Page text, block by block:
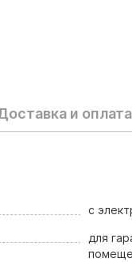
и оплата
с
для